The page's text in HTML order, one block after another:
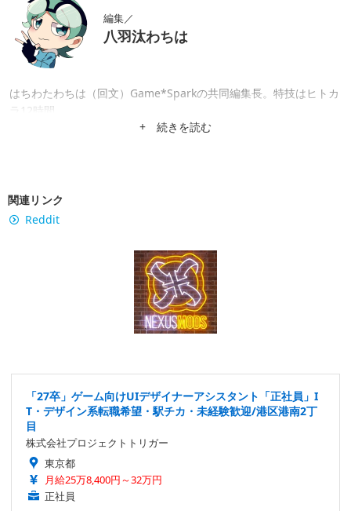
編集／
八羽汰わちは
はちわたわちは（回文）Game*Sparkの共同編集長。特技はヒトカ
ラ12時間。
+ 続きを読む
関連リンク
Reddit
「27卒」ゲーム向けUIデザイナーアシスタント「正社員」I
T・デザイン系転職希望・駅チカ・未経験歓迎/港区港南2丁
目
株式会社プロジェクトトリガー
東京都
月給25万8,400円～32万円
正社員